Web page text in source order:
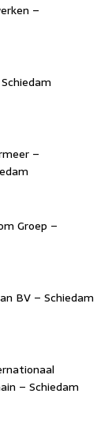
–
–
Groep –
BV – Schiedam
– Schiedam